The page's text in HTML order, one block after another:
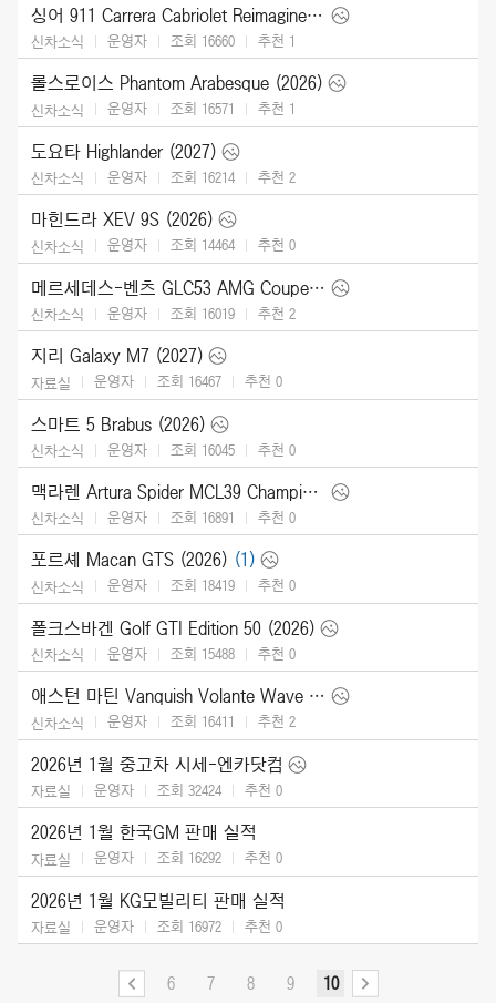
싱어 911 Carrera Cabriolet Reimagined Type 964 (2026)
신차소식 운영자 조회 16660 추천 1
롤스로이스 Phantom Arabesque (2026)
신차소식 운영자 조회 16571 추천 1
도요타 Highlander (2027)
신차소식 운영자 조회 16214 추천 2
마힌드라 XEV 9S (2026)
신차소식 운영자 조회 14464 추천 0
메르세데스-벤츠 GLC53 AMG Coupe (2027)
신차소식 운영자 조회 16019 추천 2
지리 Galaxy M7 (2027)
자료실 운영자 조회 16467 추천 0
스마트 5 Brabus (2026)
신차소식 운영자 조회 16045 추천 0
맥라렌 Artura Spider MCL39 Championship Edition (2026)
신차소식 운영자 조회 16891 추천 0
포르셰 Macan GTS (2026) (1)
신차소식 운영자 조회 18419 추천 0
폴크스바겐 Golf GTI Edition 50 (2026)
신차소식 운영자 조회 15488 추천 0
애스턴 마틴 Vanquish Volante Wave Edition (2026)
신차소식 운영자 조회 16411 추천 2
2026년 1월 중고차 시세-엔카닷컴
자료실 운영자 조회 32424 추천 0
2026년 1월 한국GM 판매 실적
자료실 운영자 조회 16292 추천 0
2026년 1월 KG모빌리티 판매 실적
자료실 운영자 조회 16972 추천 0
6 7 8 9 10